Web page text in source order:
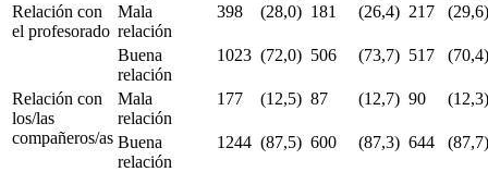
Relación con
el profesorado
Mala
relación
398 (28,0) 181 (26,4) 217
Buena
relación
1023 (72,0) 506 (73,7) 517
Relación con
los/las
compañeros/as
Mala
relación
177 (12,5) 87 (12,7) 90
Buena
relación
1244 (87,5) 600 (87,3) 644